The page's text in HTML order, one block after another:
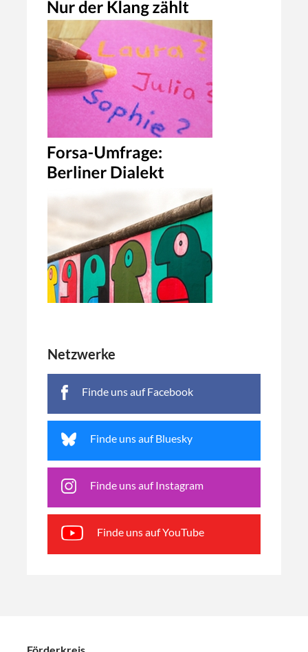
Netzwerke
Finde uns auf Facebook
Finde uns auf Bluesky
Finde uns auf Instagram
Finde uns auf YouTube
Förderkreis